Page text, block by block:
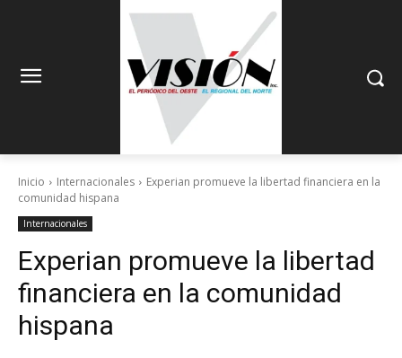
Inicio Internacionales
Experian promueve la libertad financiera en la
comunidad hispana
Internacionales
Experian promueve la libertad
financiera en la comunidad
hispana